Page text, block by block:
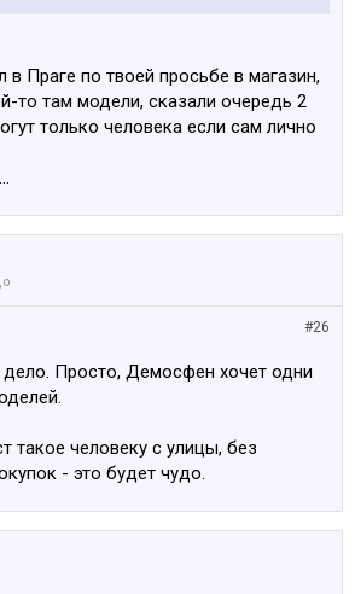
Праге по твоей просьбе в магазин,
то там модели, сказали очередь 2
только человека если сам лично
#26
Просто, Демосфен хочет одни
такое человеку с улицы, без
- это будет чудо.